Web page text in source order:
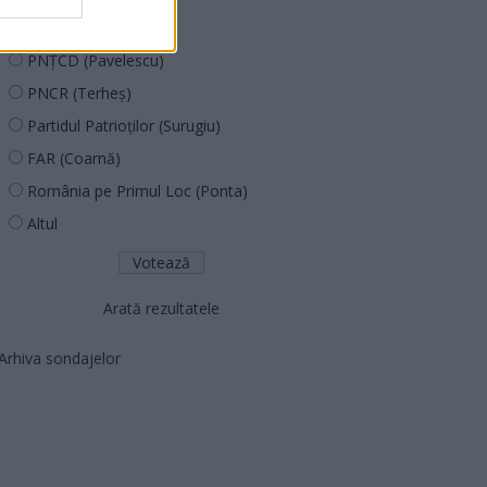
PNȚCD (Pavelescu)
PNCR (Terheș)
Partidul Patrioților (Surugiu)
FAR (Coarnă)
România pe Primul Loc (Ponta)
Altul
Arată rezultatele
sondajelor